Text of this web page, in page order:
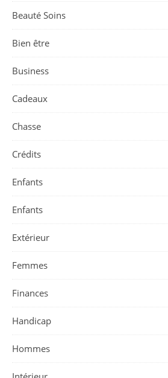
Beauté Soins
Bien être
Business
Cadeaux
Chasse
Crédits
Enfants
Enfants
Extérieur
Femmes
Finances
Handicap
Hommes